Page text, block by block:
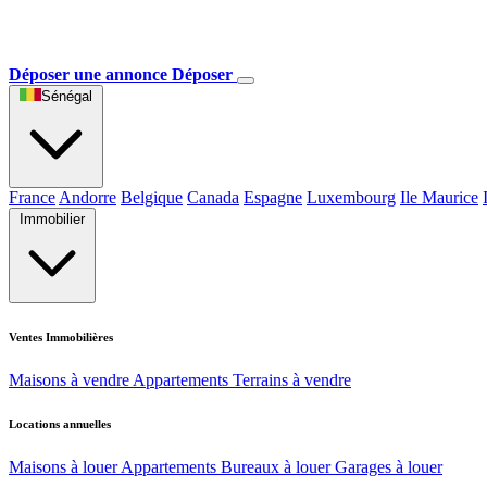
Déposer une annonce Déposer
Sénégal
France Andorre Belgique Canada Espagne Luxembourg Ile Maurice
Immobilier
Ventes Immobilières
Maisons à vendre Appartements Terrains à vendre
Locations annuelles
Maisons à louer Appartements Bureaux à louer Garages à louer